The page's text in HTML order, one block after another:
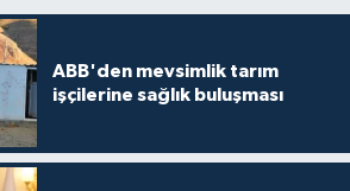
ABB'den mevsimlik tarım
işçilerine sağlık buluşması